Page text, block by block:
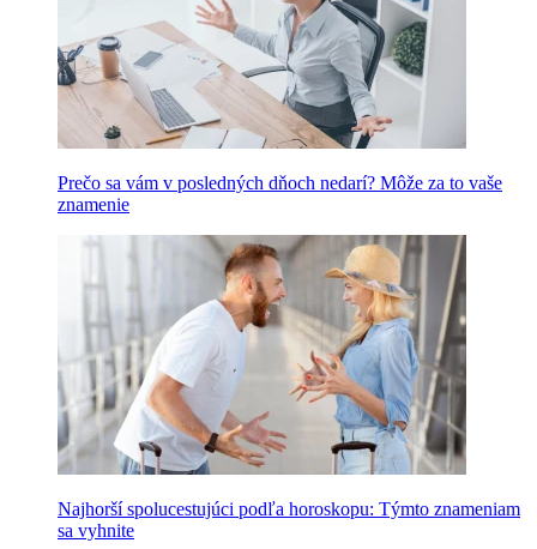
Prečo sa vám v posledných dňoch nedarí? Môže za to vaše
znamenie
Najhorší spolucestujúci podľa horoskopu: Týmto znameniam
sa vyhnite